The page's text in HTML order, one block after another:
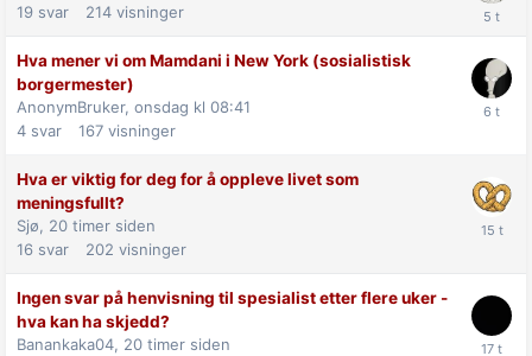
19 svar 214 visninger
Hva mener vi om Mamdani i New York (sosialistisk
borgermester)
AnonymBruker, onsdag kl 08:41
4 svar 167 visninger
Hva er viktig for deg for å oppleve livet som
meningsfullt?
Sjø, 20 timer siden
16 svar 202 visninger
Ingen svar på henvisning til spesialist etter flere uker -
hva kan ha skjedd?
Banankaka04, 20 timer siden